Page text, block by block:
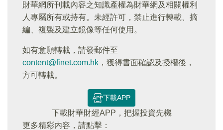
財華網所刊載內容之知識產權為財華網及相關權利
人專屬所有或持有。未經許可，禁止進行轉載、摘
編、複製及建立鏡像等任何使用。
如有意願轉載，請發郵件至
content@finet.com.hk ，獲得書面確認及授權後，
方可轉載。
下載APP
下載財華財經APP，把握投資先機
更多精彩内容，請點擊：